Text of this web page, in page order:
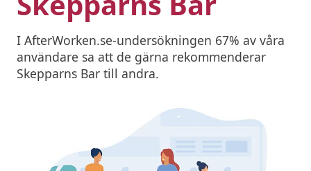
I AfterWorken.se-undersökningen 67% av våra
användare sa att de gärna rekommenderar
Skepparns Bar till andra.